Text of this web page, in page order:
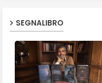
SEGNALIBRO